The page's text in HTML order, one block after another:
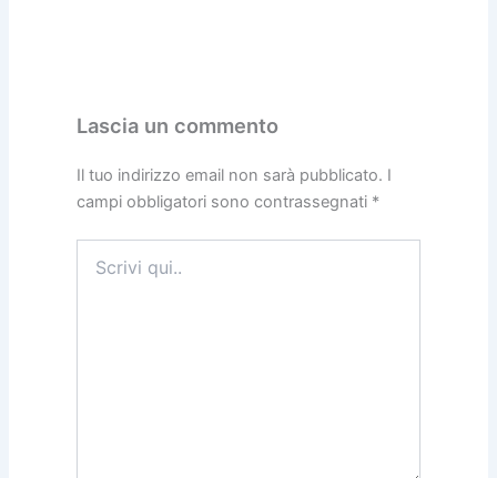
Lascia un commento
Il tuo indirizzo email non sarà pubblicato. I
campi obbligatori sono contrassegnati *
qui..